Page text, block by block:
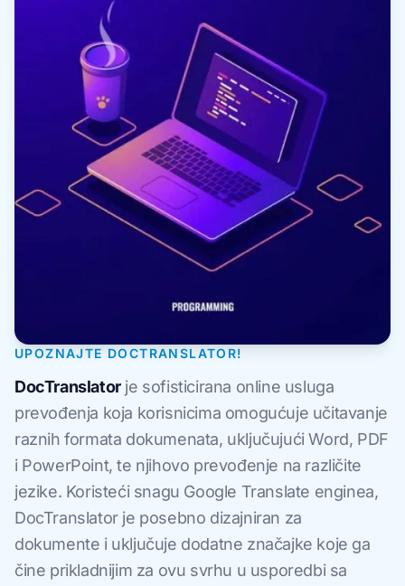
UPOZNAJTE DOCTRANSLATOR!
DocTranslatorje sofisticirana online usluga
prevođenja koja korisnicima omogućuje učitavanje
raznih formata dokumenata, uključujući Word, PDF
i PowerPoint, te njihovo prevođenje na različite
jezike. Koristeći snagu Google Translate enginea,
DocTranslator je posebno dizajniran za
dokumente i uključuje dodatne značajke koje ga
čine prikladnijim za ovu svrhu u usporedbi sa